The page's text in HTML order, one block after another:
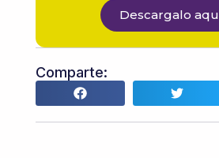
Descargalo
Comparte: